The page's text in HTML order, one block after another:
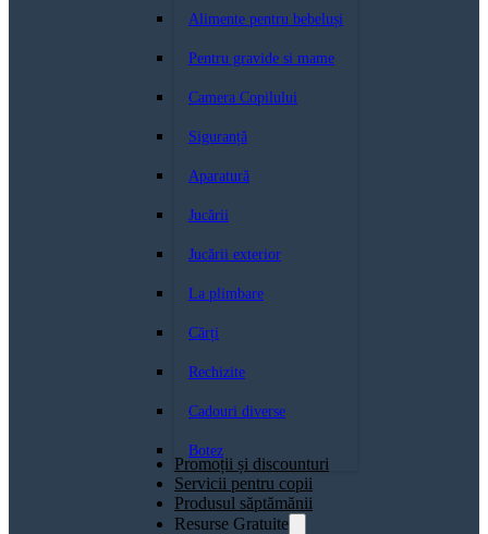
Alimente pentru bebeluși
Pentru gravide si mame
Camera Copilului
Siguranță
Aparatură
Jucării
Jucării exterior
La plimbare
Cărți
Rechizite
Cadouri diverse
Botez
Promoții și discounturi
Servicii pentru copii
Produsul săptămănii
Resurse Gratuite